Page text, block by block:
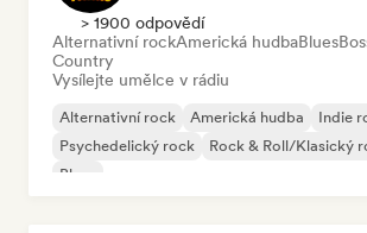
> 1900 odpovědí
Alternativní rockAmerická hudbaBlues
Country
Vysílejte umělce v rádiu
Alternativní rock Americká hudba Indie
Psychedelický rock
Rock & Roll/Klasický
Blues